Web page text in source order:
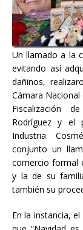
Un llamado a la
evitando así
dañinos,
Cámara Nacional
Fiscalización
Rodríguez y el
Industria
conjunto un
comercio formal
y la de su
también su
En la instancia,